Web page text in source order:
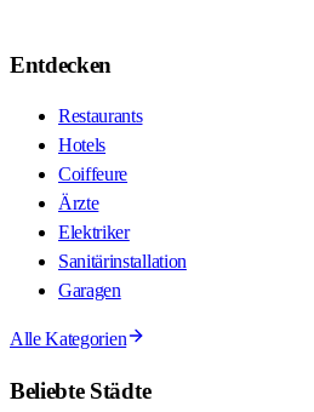
Entdecken
Restaurants
Hotels
Coiffeure
Ärzte
Elektriker
Sanitärinstallation
Garagen
Alle Kategorien
Beliebte Städte